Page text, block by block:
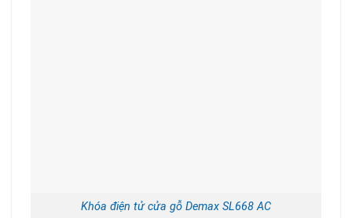
Khóa điện tử cửa gỗ Demax SL668 AC